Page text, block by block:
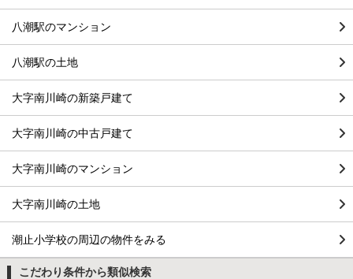
八潮駅のマンション
八潮駅の土地
大字南川崎の新築戸建て
大字南川崎の中古戸建て
大字南川崎のマンション
大字南川崎の土地
潮止小学校の周辺の物件をみる
こだわり条件から類似検索